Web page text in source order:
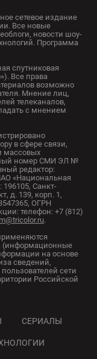
сетевое издание
Все новые
новости шоу-
Программа
спутниковая
Все права
возможно
Мнение лиц,
телеканалов,
с мнением
в сфере связи,
массовых
номер СМИ ЭЛ №
редактор:
«Национальная
196105, Санкт-
д. 139, корп. 1,
ОГРН
телефон: +7 (812)
.
(информационные
на основе
сведений,
сети
Российской
СЕРИАЛЫ